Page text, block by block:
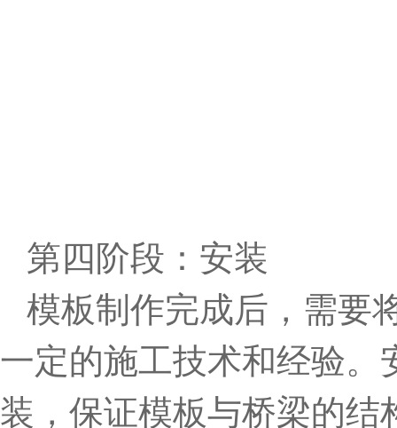
第四阶段：安装
模板制作完成后，需要
一定的施工技术和经验
装，保证模板与桥梁的结